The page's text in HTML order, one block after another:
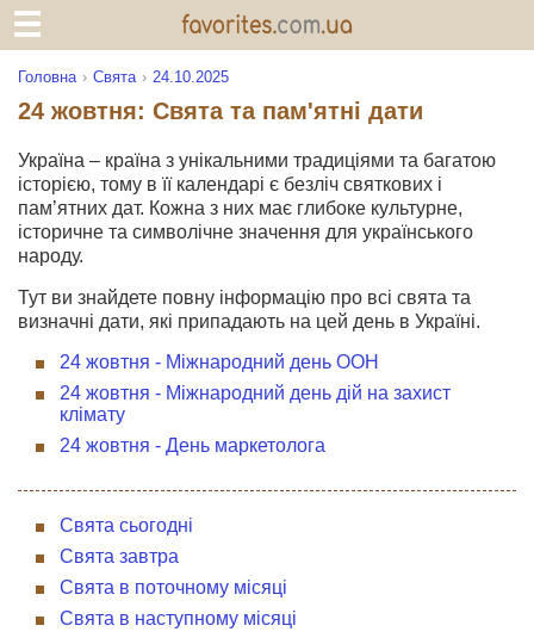
Головна Свята 24.10.2025
24 жовтня: Свята та пам'ятні дати
Україна – країна з унікальними традиціями та багатою
історією, тому в її календарі є безліч святкових і
пам’ятних дат. Кожна з них має глибоке культурне,
історичне та символічне значення для українського
народу.
Тут ви знайдете повну інформацію про всі свята та
визначні дати, які припадають на цей день в Україні.
24 жовтня - Міжнародний день ООН
24 жовтня - Міжнародний день дій на захист
клімату
24 жовтня - День маркетолога
Свята сьогодні
Свята завтра
Свята в поточному місяці
Свята в наступному місяці